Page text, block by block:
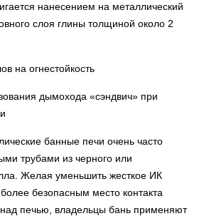
нанесением на металлический
слоя глины толщиной около 2
на огнестойкость
дымохода «сэндвич» при
банные печи очень часто
трубами из черного или
Желая уменьшить жесткое ИК
безопасным место контакта
печью, владельцы бань применяют